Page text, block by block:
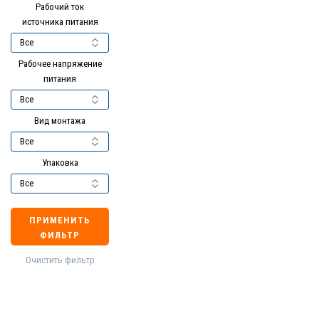
Рабочий ток
источника питания
Рабочее напряжение
питания
Вид монтажа
Упаковка
ПРИМЕНИТЬ
ФИЛЬТР
Очистить фильтр